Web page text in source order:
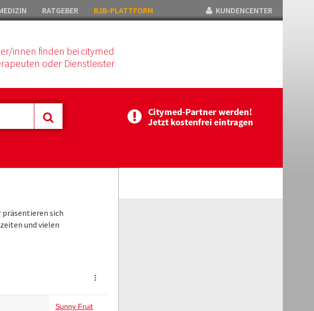
RATGEBER B2B-PLATTFORM KUNDENCENTER
innen finden bei citymed
oder Dienstleister
präsentieren sich
und vielen